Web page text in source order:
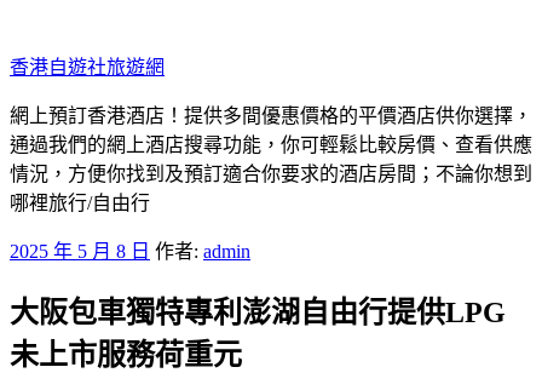
至
主
要
內
容
香港自遊社旅遊網
網上預訂香港酒店！提供多間優惠價格的平價酒店供你選擇，
通過我們的網上酒店搜尋功能，你可輕鬆比較房價、查看供應
情況，方便你找到及預訂適合你要求的酒店房間；不論你想到
哪裡旅行/自由行
發
於
2025 年 5 月 8 日 作者: admin
大阪包車獨特專利澎湖自由行提供LPG
未上市服務荷重元